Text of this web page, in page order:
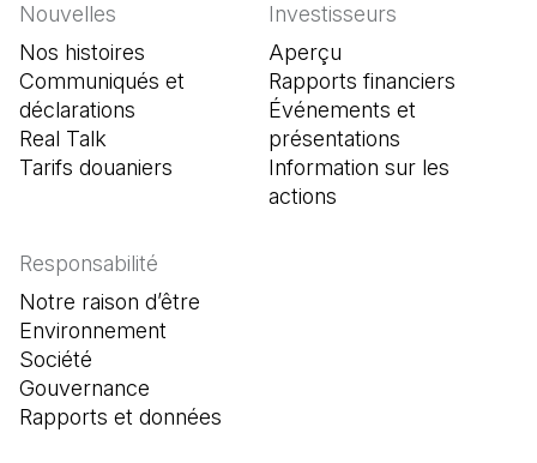
Nouvelles
Nos histoires
Communiqués et
déclarations
Real Talk
Tarifs douaniers
Investisseurs
Aperçu
Rapports financiers
Événements et
présentations
Information sur les
actions
Responsabilité
Notre raison d’être
Environnement
Société
Gouvernance
Rapports et données